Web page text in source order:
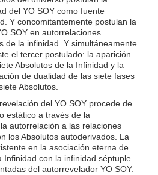
del YO SOY como fuente
Y concomitantemente postulan la
SOY en autorrelaciones
de la infinidad. Y simultáneamente
el tercer postulado: la aparición
Absolutos de la Infinidad y la
de dualidad de las siete fases
Absolutos.
del YO SOY procede de
estático a través de la
autorrelación a las relaciones
los Absolutos autoderivados. La
en la asociación eterna de
Infinidad con la infinidad séptuple
del autorrevelador YO SOY.